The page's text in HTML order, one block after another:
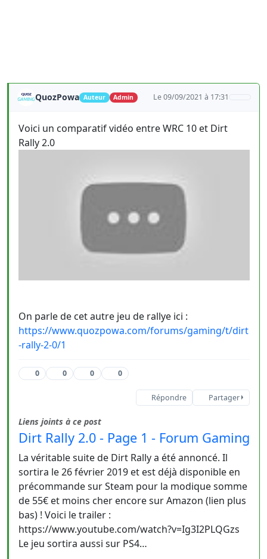
QuozPowa Auteur Admin Le 09/09/2021 à 17:31
Voici un comparatif vidéo entre WRC 10 et Dirt
Rally 2.0
On parle de cet autre jeu de rallye ici :
https://www.quozpowa.com/forums/gaming/t/dirt
-rally-2-0/1
0 0 0 0
Répondre Partager
Liens joints à ce post
Dirt Rally 2.0 - Page 1 - Forum Gaming
La véritable suite de Dirt Rally a été annoncé. Il
sortira le 26 février 2019 et est déjà disponible en
précommande sur Steam pour la modique somme
de 55€ et moins cher encore sur Amazon (lien plus
bas) ! Voici le trailer :
https://www.youtube.com/watch?v=Ig3I2PLQGzs
Le jeu sortira aussi sur PS4…